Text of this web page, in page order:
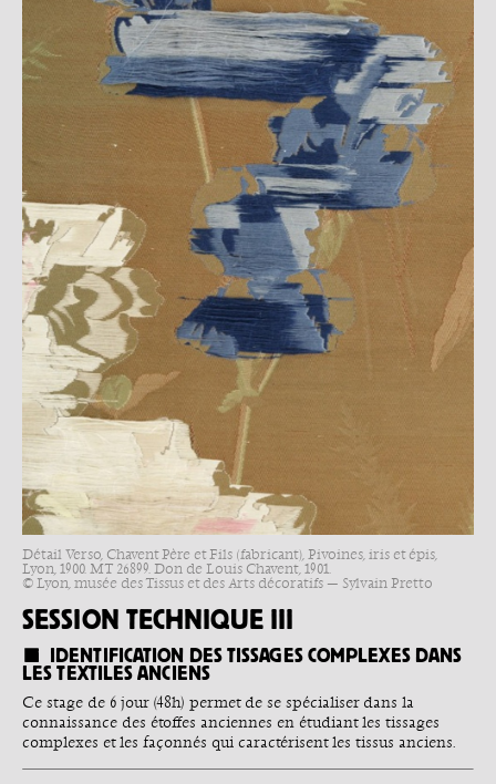
Détail Verso, Chavent Père et Fils (fabricant), Pivoines, iris et épis,
Lyon, 1900. MT 26899. Don de Louis Chavent, 1901.
© Lyon, musée des Tissus et des Arts décoratifs — Sylvain Pretto
SESSION TECHNIQUE III
IDENTIFICATION DES TISSAGES COMPLEXES DANS
LES TEXTILES ANCIENS
Ce stage de 6 jour (48h) permet de se spécialiser dans la
connaissance des étoffes anciennes en étudiant les tissages
complexes et les façonnés qui caractérisent les tissus anciens.